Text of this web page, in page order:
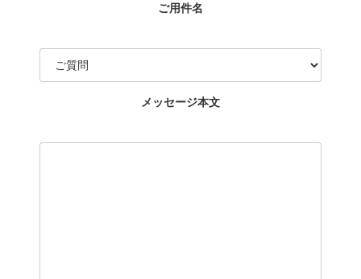
ご用件名
メッセージ本文